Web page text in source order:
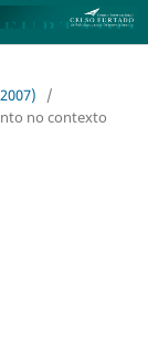
/
no contexto